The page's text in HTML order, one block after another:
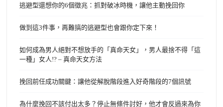
逃避型還想你的6個徵兆：抓對破冰時機，讓他主動挽回你
做到這3件事，再難搞的逃避型也會跟你定下來！
如何成為男人絕對不想放手的「真命天女」，男人最捨不得「這
一種」女人!? – 真命天女方法
挽回前任成功關鍵：讓他從解脫階段進入好奇階段的7個訊號
為什麼挽回不該付出太多？停止無條件討好，他才會反過來為你